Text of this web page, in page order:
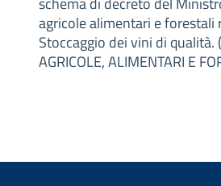
agricole alimentari e forestali
Stoccaggio dei vini di qualità.
AGRICOLE, ALIMENTARI E